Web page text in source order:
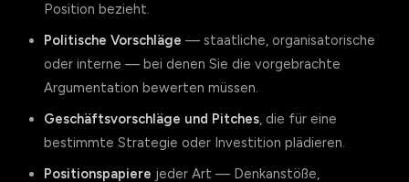
Position bezieht.
Politische Vorschläge — staatliche, organisatorische
oder interne — bei denen Sie die vorgebrachte
Argumentation bewerten müssen.
Geschäftsvorschläge und Pitches, die für eine
bestimmte Strategie oder Investition plädieren.
Positionspapiere jeder Art — Denkanstöße,